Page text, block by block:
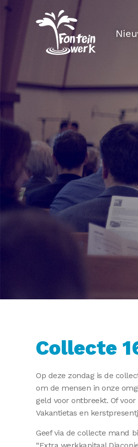
Collecte
Op deze zondag is de
om de mensen in onze
geld voor ontbreekt. Of
Vakantietas en
Geef via de collecte mand